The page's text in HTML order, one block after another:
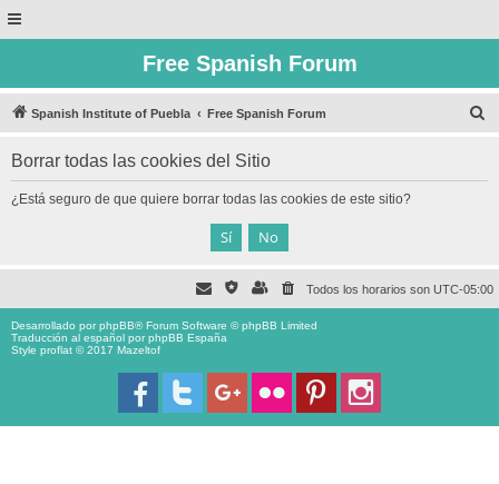
Free Spanish Forum
Spanish Institute of Puebla Free Spanish Forum
Borrar todas las cookies del Sitio
¿Está seguro de que quiere borrar todas las cookies de este sitio?
Todos los horarios son UTC-05:00
Desarrollado porphpBB® Forum Software © phpBB Limited
Traducción al español porphpBB España
Style proflat © 2017 Mazeltof